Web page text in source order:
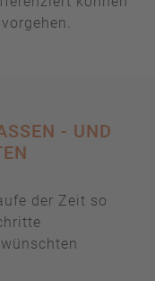
- UND
der Zeit so